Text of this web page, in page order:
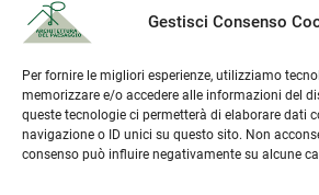
Gestisci Consenso
Per fornire le migliori esperienze, utilizziamo
memorizzare e/o accedere alle informazioni del
queste tecnologie ci permetterà di elaborare dati
navigazione o ID unici su questo sito. Non
consenso può influire negativamente su alcune
CONTATTACI